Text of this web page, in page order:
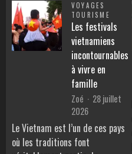
VOYAGES
TOURISME
Les festivals
vietnamiens
incontournables
à vivre en
famille
Zoé
28 juillet
2026
Le Vietnam est l’un de ces pays
où les traditions font